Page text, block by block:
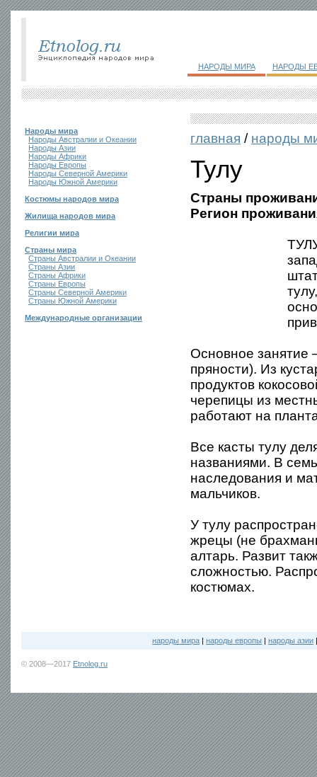
НАРОДЫ МИРА НАРОДЫ
Народы мира
Народы Австралии и Океании
Народы Азии
Народы Африки
Народы Европы
Народы Северной Америки
Народы Южной Америки
Костюмы народов мира
Жилища народов мира
Религии мира
Страны мира
Страны Австралии и Океании
Страны Азии
Страны Африки
Страны Европы
Страны Северной Америки
Страны Южной Америки
Международные организации
главная / народы
Тулу
Страны
Регион
Основное занятие
пряности). Из
продуктов
черепицы из
работают на
Все касты тулу
названиями. В
наследования и
мальчиков.
У тулу
жрецы (не
алтарь. Развит
сложностью.
костюмах.
народы мира | народы европы | народы азии
© 2008—2017 Etnolog.ru